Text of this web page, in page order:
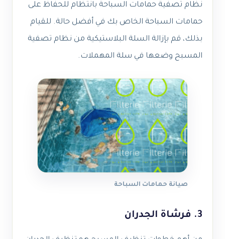
نظام تصفية حمامات السباحة بانتظام للحفاظ على
حمامات السباحة الخاص بك في أفضل حالة. للقيام
بذلك، قم بإزالة السلة البلاستيكية من نظام تصفية
المسبح وضعها في سلة المهملات.
صيانة حمامات السباحة
3. فرشاة الجدران